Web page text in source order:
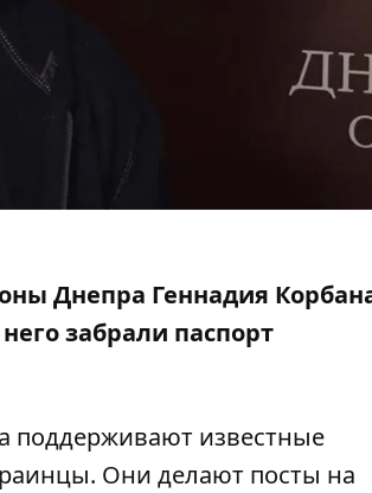
Днепра Геннадия
забрали паспорт
поддерживают известные
Они делают посты на